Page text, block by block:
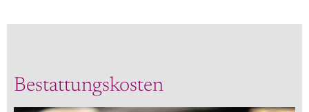
Bestattungskosten